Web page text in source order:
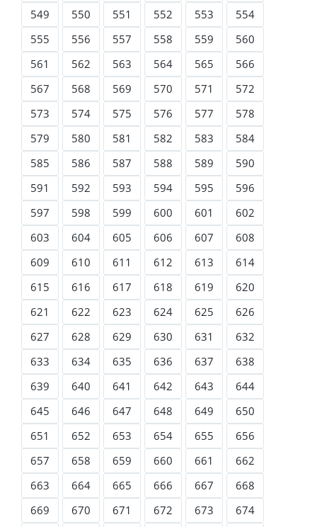
549
550 551 552 553
554
555
556 557 558 559
560
561
562 563 564 565
566
567
568 569 570 571
572
573
574 575 576 577
578
579
580 581 582 583
584
585
586 587 588 589
590
591
592 593 594 595
596
597
598 599 600 601
602
603
604 605 606 607
608
609
610 611 612 613
614
615
616 617 618 619
620
621
622 623 624 625
626
627
628 629 630 631
632
633
634 635 636 637
638
639
640 641 642 643
644
645
646 647 648 649
650
651
652 653 654 655
656
657
658 659 660 661
662
663
664 665 666 667
668
669
670 671 672 673
674